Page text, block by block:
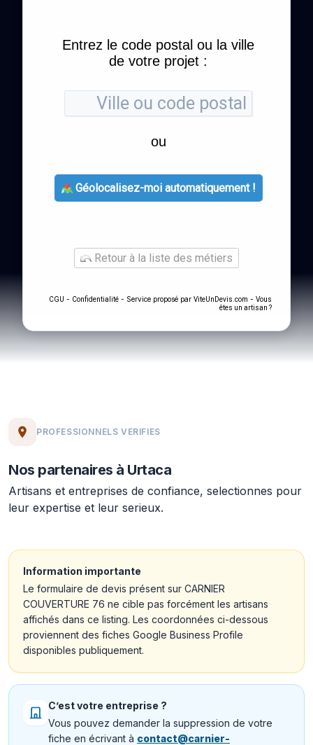
Entrez le code postal ou la ville
de votre projet :
ou
Géolocalisez-moi automatiquement !
Retour à la liste des métiers
CGU - Confidentialité - Service proposé par ViteUnDevis.com - Vous
êtes un artisan ?
PROFESSIONNELS VERIFIES
Nos partenaires à Urtaca
Artisans et entreprises de confiance, selectionnes pour
leur expertise et leur serieux.
Information importante
Le formulaire de devis présent sur CARNIER
COUVERTURE 76 ne cible pas forcément les artisans
affichés dans ce listing. Les coordonnées ci-dessous
proviennent des fiches Google Business Profile
disponibles publiquement.
C’est votre entreprise ?
Vous pouvez demander la suppression de votre
fiche en écrivant à contact@carnier-